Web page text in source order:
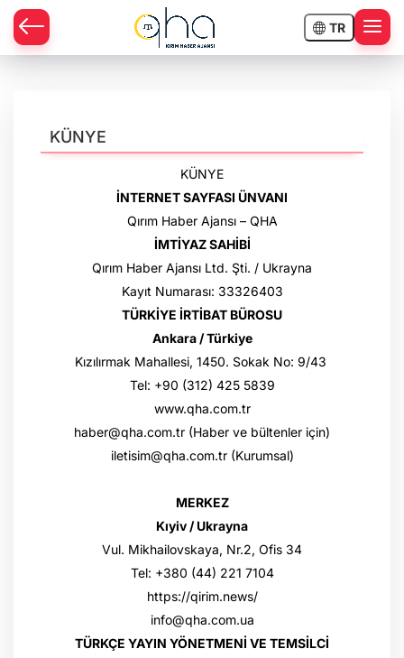
TR
KÜNYE
KÜNYE
İNTERNET SAYFASI ÜNVANI
Qırım Haber Ajansı – QHA
İMTİYAZ SAHİBİ
Qırım Haber Ajansı Ltd. Şti. / Ukrayna
Kayıt Numarası: 33326403
TÜRKİYE İRTİBAT BÜROSU
Ankara / Türkiye
Kızılırmak Mahallesi, 1450. Sokak No: 9/43
Tel: +90 (312) 425 5839
www.qha.com.tr
haber@qha.com.tr (Haber ve bültenler için)
iletisim@qha.com.tr (Kurumsal)
MERKEZ
Kıyiv / Ukrayna
Vul. Mikhailovskaya, Nr.2, Ofis 34
Tel: +380 (44) 221 7104
https://qirim.news/
info@qha.com.ua
TÜRKÇE YAYIN YÖNETMENİ VE TEMSİLCİ